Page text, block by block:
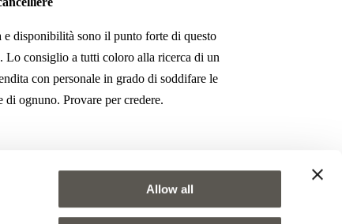
Allow all
e disponibilità sono il punto forte di questo
Lo consiglio a tutti coloro alla ricerca di un
con personale in grado di soddifare le
di ognuno. Provare per credere.